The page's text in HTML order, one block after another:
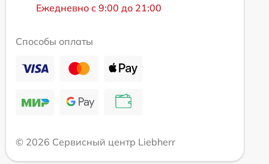
Ежедневно с 9:00 до 21:00
Способы оплаты
© 2026 Сервисный центр Liebherr